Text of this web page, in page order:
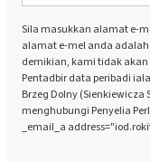
Sila masukkan alamat e-
alamat e-mel anda
demikian, kami tidak
Pentadbir data peribadi
Brzeg Dolny (Sienkiewicza
menghubungi Penyelia
_email_a